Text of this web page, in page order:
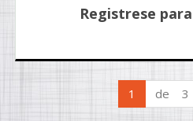
Registrese
1 de 3